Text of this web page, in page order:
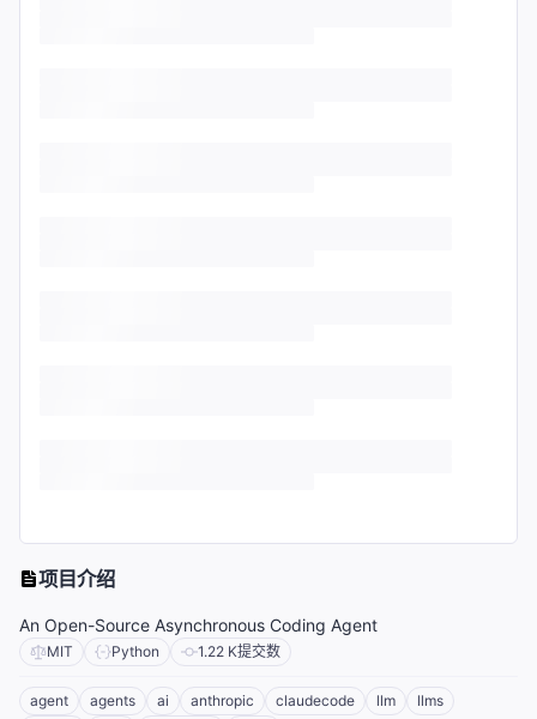
项目介绍
An Open-Source Asynchronous Coding Agent
MIT Python 1.22 K提交数
agent agents ai anthropic claudecode llm
llms